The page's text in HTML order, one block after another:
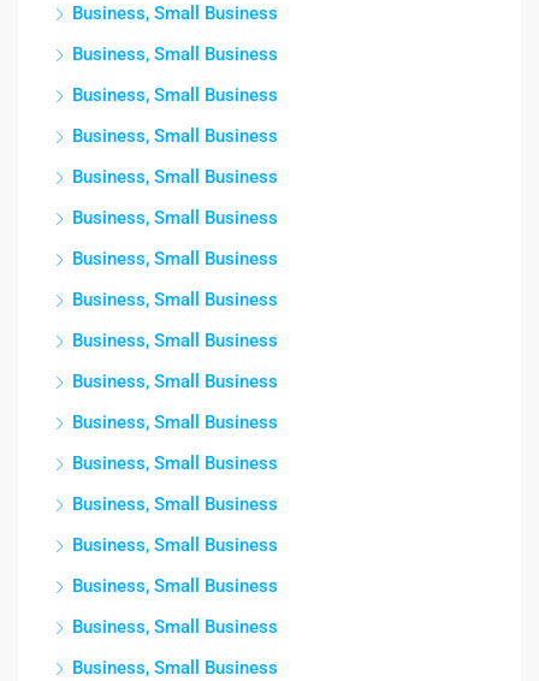
Business, Small Business
Business, Small Business
Business, Small Business
Business, Small Business
Business, Small Business
Business, Small Business
Business, Small Business
Business, Small Business
Business, Small Business
Business, Small Business
Business, Small Business
Business, Small Business
Business, Small Business
Business, Small Business
Business, Small Business
Business, Small Business
Business, Small Business